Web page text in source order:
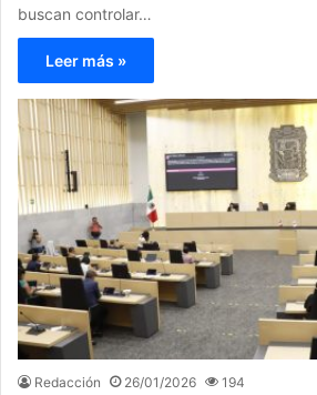
buscan controlar…
Leer más »
Redacción 26/01/2026 194